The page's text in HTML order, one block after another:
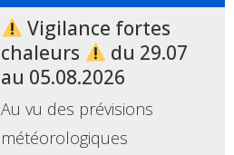
Vigilance fortes
chaleurs
du 29.07
au 05.08.2026
Au vu des prévisions
météorologiques